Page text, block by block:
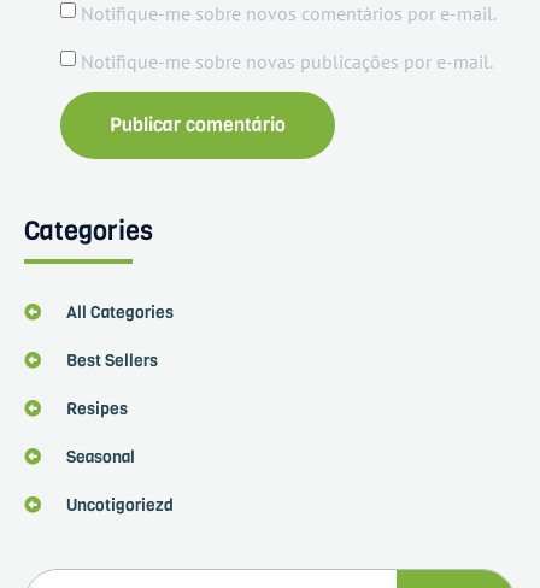
Categories
All Categories
Best Sellers
Resipes
Seasonal
Uncotigoriezd
Notifique-me sobre novos comentários por e-mail.
Notifique-me sobre novas publicações por e-mail.